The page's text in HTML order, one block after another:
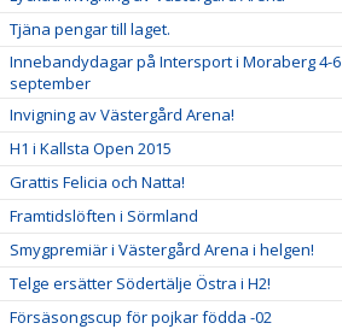
Tjäna pengar till laget.
Innebandydagar på Intersport i Moraberg 4-6
september
Invigning av Västergård Arena!
H1 i Kallsta Open 2015
Grattis Felicia och Natta!
Framtidslöften i Sörmland
Smygpremiär i Västergård Arena i helgen!
Telge ersätter Södertälje Östra i H2!
Försäsongscup för pojkar födda -02